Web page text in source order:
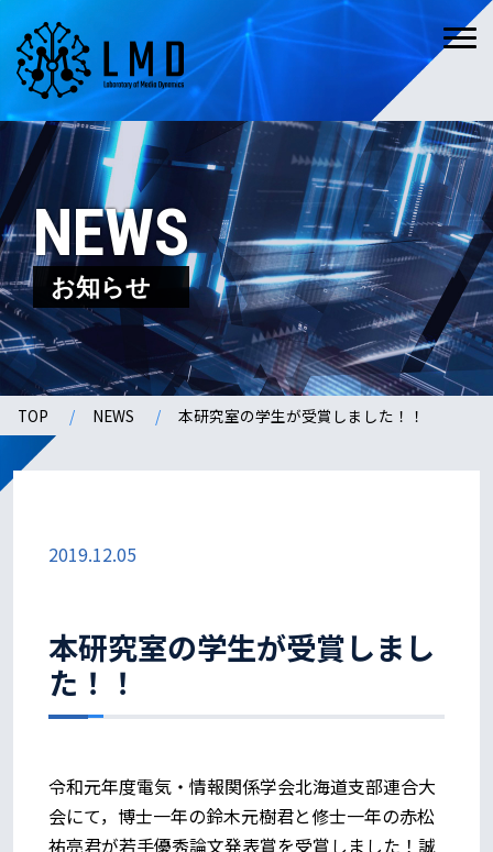
NEWS
お知らせ
TOP NEWS 本研究室の学生が受賞しました！！
2019.12.05
本研究室の学生が受賞しまし
た！！
令和元年度電気・情報関係学会北海道支部連合大
会にて，博士一年の鈴木元樹君と修士一年の赤松
祐亮君が若手優秀論文発表賞を受賞しました！誠